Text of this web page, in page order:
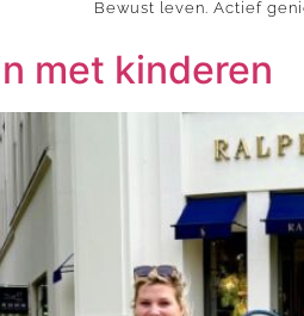
Bewust leven. Actief
met kinderen